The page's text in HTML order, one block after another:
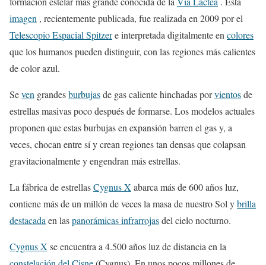
imagen , recientemente publicada, fue realizada en 2009 por el
Telescopio Espacial Spitzere interpretada digitalmente encolores
que los humanos pueden distinguir, con las regiones más calientes
de color azul.
Seven grandesburbujasde gas caliente hinchadas porvientosde
estrellas masivas poco después de formarse. Los modelos actuales
proponen que estas burbujas en expansión barren el gas y, a
veces, chocan entre sí y crean regiones tan densas que colapsan
gravitacionalmente y engendran más estrellas.
La fábrica de estrellasCygnus X abarca más de 600 años luz,
contiene más de un millón de veces la masa de nuestro Sol ybrilla
destacadaen laspanorámicas infrarrojasdel cielo nocturno.
Cygnus X se encuentra a 4.500 años luz de distancia en la